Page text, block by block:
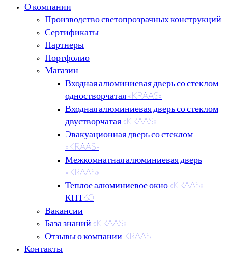
О компании
Производство светопрозрачных конструкций
Сертификаты
Партнеры
Портфолио
Магазин
Входная алюминиевая дверь со стеклом
одностворчатая «KRAAS»
Входная алюминиевая дверь со стеклом
двустворчатая «KRAAS»
Эвакуационная дверь со стеклом
«KRAAS»
Межкомнатная алюминиевая дверь
«KRAAS»
Теплое алюминиевое окно «KRAAS»
КПТ60
Вакансии
База знаний «KRAAS»
Отзывы о компании KRAAS
Контакты